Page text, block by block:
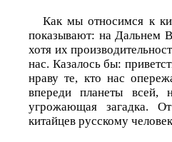
Как мы относимся к
показывают: на Дальнем
хотя их
нас. Казалось бы:
нраву те, кто нас
впереди планеты
угрожающая загадка.
китайцев русскому